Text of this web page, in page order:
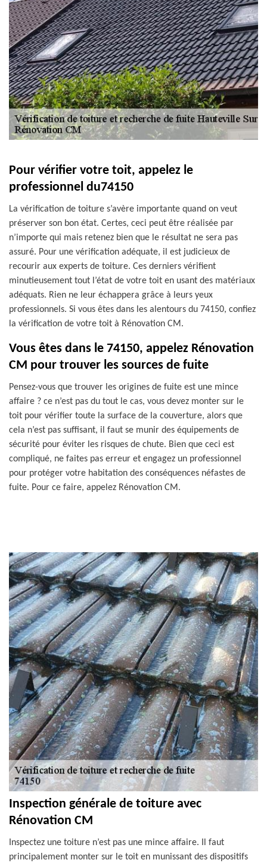
Pour vérifier votre toit, appelez le
professionnel du74150
La vérification de toiture s’avère importante quand on veut
préserver son bon état. Certes, ceci peut être réalisée par
n’importe qui mais retenez bien que le résultat ne sera pas
assuré. Pour une vérification adéquate, il est judicieux de
recourir aux experts de toiture. Ces derniers vérifient
minutieusement tout l’état de votre toit en usant des matériaux
adéquats. Rien ne leur échappera grâce à leurs yeux
professionnels. Si vous êtes dans les alentours du 74150, confiez
la vérification de votre toit à Rénovation CM.
Vous êtes dans le 74150, appelez Rénovation
CM pour trouver les sources de fuite
Pensez-vous que trouver les origines de fuite est une mince
affaire ? ce n’est pas du tout le cas, vous devez monter sur le
toit pour vérifier toute la surface de la couverture, alors que
cela n’est pas suffisant, il faut se munir des équipements de
sécurité pour éviter les risques de chute. Bien que ceci est
compliqué, ne faites pas erreur et engagez un professionnel
pour protéger votre habitation des conséquences néfastes de
fuite. Pour ce faire, appelez Rénovation CM.
Inspection générale de toiture avec
Rénovation CM
Inspectez une toiture n’est pas une mince affaire. Il faut
principalement monter sur le toit en munissant des dispositifs